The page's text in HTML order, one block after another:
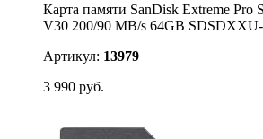
Карта памяти SanDisk Extreme Pro
V30 200/90 MB/s 64GB
Артикул: 13979
3 990 руб.